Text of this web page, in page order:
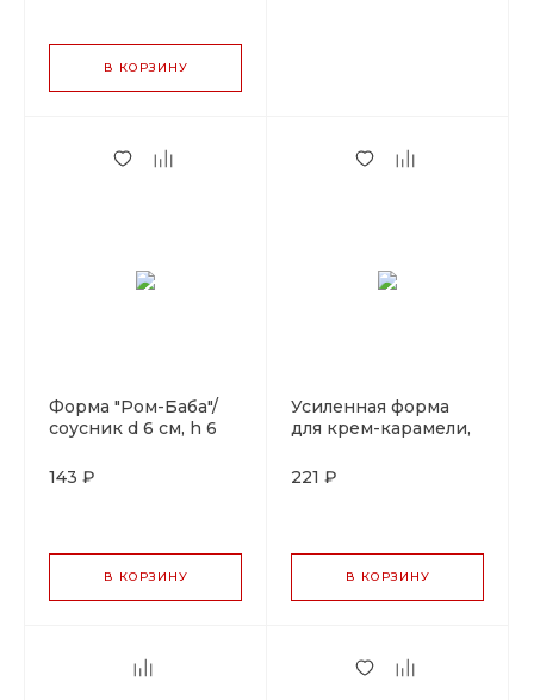
В КОРЗИНУ
Форма "Ром-Баба"/
соусник d 6 см, h 6
P.L. Proff Cuisine
143 ₽
В КОРЗИНУ
Усиленная форма
для крем-карамели,
см, h 5,5 см, 0,1 л,
221 ₽
В КОРЗИНУ